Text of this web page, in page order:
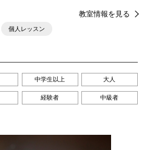
教室情報を見る
個人レッスン
中学生以上 大人
経験者 中級者